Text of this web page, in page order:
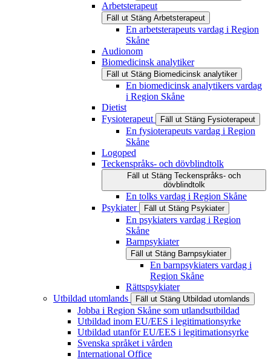
Arbetsterapeut
Fäll ut Stäng Arbetsterapeut
En arbetsterapeuts vardag i Region
Skåne
Audionom
Biomedicinsk analytiker
Fäll ut Stäng Biomedicinsk analytiker
En biomedicinsk analytikers vardag
i Region Skåne
Dietist
Fysioterapeut
Fäll ut Stäng Fysioterapeut
En fysioterapeuts vardag i Region
Skåne
Logoped
Teckenspråks- och dövblindtolk
Fäll ut Stäng Teckenspråks- och
dövblindtolk
En tolks vardag i Region Skåne
Psykiater
Fäll ut Stäng Psykiater
En psykiaters vardag i Region
Skåne
Barnpsykiater
Fäll ut Stäng Barnpsykiater
En barnpsykiaters vardag i
Region Skåne
Rättspsykiater
Utbildad utomlands
Fäll ut Stäng Utbildad utomlands
Jobba i Region Skåne som utlandsutbildad
Utbildad inom EU/EES i legitimationsyrke
Utbildad utanför EU/EES i legitimationsyrke
Svenska språket i vården
International Office